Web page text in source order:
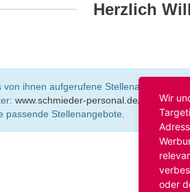
Herzlich
von ihnen aufgerufene Stellenangebot ist
www.schmieder-personal.de/
passende Stellenangebote.
Wir
oder